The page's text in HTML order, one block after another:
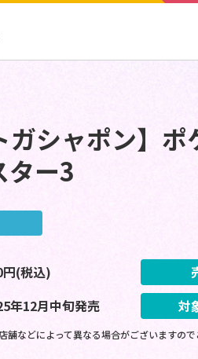
ガシャポン】
ター3
円(税込)
年12月中旬発売 対
舗などによって異なる場合がございますの